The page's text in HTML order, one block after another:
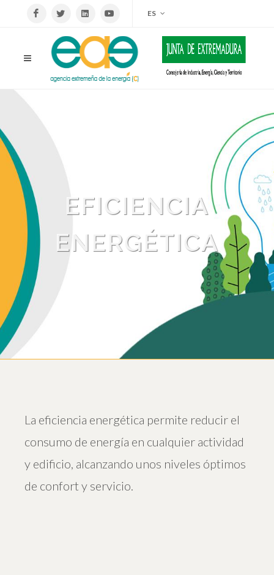
ES
EFICIENCIA
ENERGÉTICA
La eficiencia energética permite reducir el
consumo de energía en cualquier actividad
y edificio, alcanzando unos niveles óptimos
de confort y servicio.